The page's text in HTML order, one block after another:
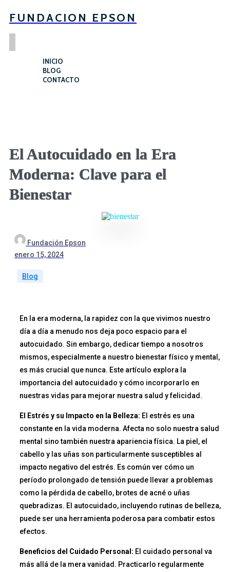
FUNDACION EPSON
INICIO
BLOG
CONTACTO
El Autocuidado en la Era
Moderna: Clave para el
Bienestar
Fundación Epson
enero 15, 2024
Blog
En la era moderna, la rapidez con la que vivimos nuestro
día a día a menudo nos deja poco espacio para el
autocuidado. Sin embargo, dedicar tiempo a nosotros
mismos, especialmente a nuestro bienestar físico y mental,
es más crucial que nunca. Este artículo explora la
importancia del autocuidado y cómo incorporarlo en
nuestras vidas para mejorar nuestra salud y felicidad.
El Estrés y su Impacto en la Belleza: El estrés es una
constante en la vida moderna. Afecta no solo nuestra salud
mental sino también nuestra apariencia física. La piel, el
cabello y las uñas son particularmente susceptibles al
impacto negativo del estrés. Es común ver cómo un
período prolongado de tensión puede llevar a problemas
como la pérdida de cabello, brotes de acné o uñas
quebradizas. El autocuidado, incluyendo rutinas de belleza,
puede ser una herramienta poderosa para combatir estos
efectos.
Beneficios del Cuidado Personal: El cuidado personal va
más allá de la mera vanidad. Practicarlo regularmente